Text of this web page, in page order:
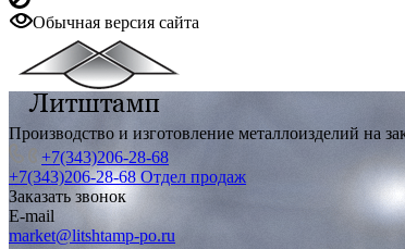
Обычная версия сайта
Производство и изготовление металлоизделий на
+7(343)206-28-68
+7(343)206-28-68 Отдел продаж
Заказать звонок
E-mail
market@litshtamp-po.ru